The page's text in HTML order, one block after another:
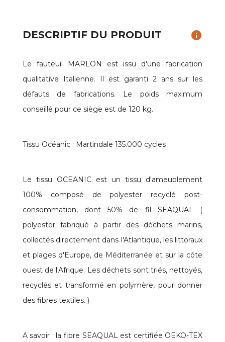
DESCRIPTIF DU PRODUIT info
Le fauteuil MARLON est issu d'une fabrication
qualitative Italienne. Il est garanti 2 ans sur les
défauts de fabrications. Le poids maximum
conseillé pour ce siège est de 120 kg.
Tissu Océanic : Martindale 135.000 cycles
Le tissu OCEANIC est un tissu d'ameublement
100% composé de polyester recyclé post-
consommation, dont 50% de fil SEAQUAL (
polyester fabriqué à partir des déchets marins,
collectés directement dans l'Atlantique, les littoraux
et plages d'Europe, de Méditerranée et sur la côte
ouest de l'Afrique. Les déchets sont triés, nettoyés,
recyclés et transformé en polymère, pour donner
des fibres textiles. )
A savoir : la fibre SEAQUAL est certifiée OEKO-TEX